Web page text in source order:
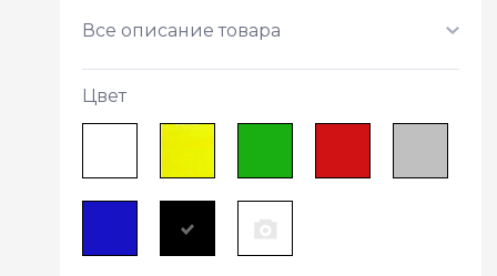
Все описание товара
Цвет